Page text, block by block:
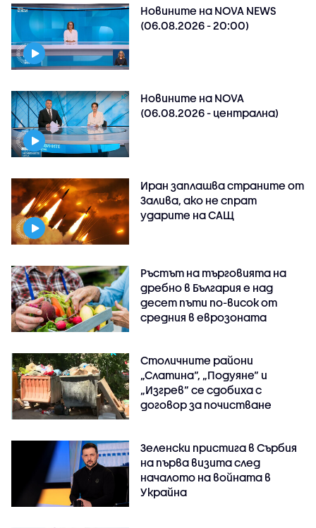
Новините на NOVA NEWS
(06.08.2026 - 20:00)
Новините на NOVA
(06.08.2026 - централна)
Иран заплашва страните от
Залива, ако не спрат
ударите на САЩ
Ръстът на търговията на
дребно в България е над
десет пъти по-висок от
средния в еврозоната
Столичните райони
„Слатина“, „Подуяне“ и
„Изгрев“ се сдобиха с
договор за почистване
Зеленски пристига в Сърбия
на първа визита след
началото на войната в
Украйна